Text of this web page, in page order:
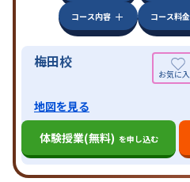
コース内容
コース料金
梅田校
地図を見る
体験授業(無料) を申し込む